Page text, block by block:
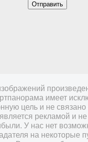
имеет
цель и не связано
рекламой и
У нас нет
на некоторые